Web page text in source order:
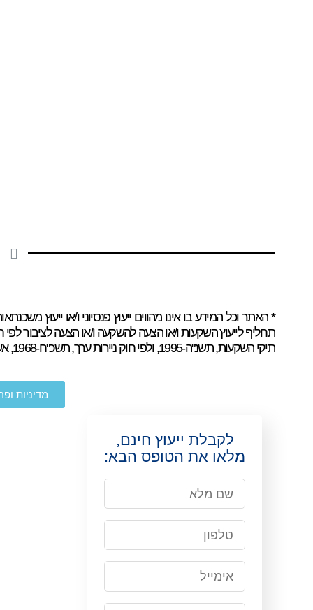
* האתר וכל המידע בו אינו מהווים ייעוץ פנסיוני ו/או ייעוץ
תחליף לייעוץ השקעות ו/או הצעה להשקעה ו/או הצעה לציבור
תיקי השקעות, תשנ"ה-1995, ולפי חוק ניירות ערך, תשכ"ח-1968, אשר אלו מתחשבים בנתונים ובצרכים המיוחדים של כל אדם.
מדיניות
לקבלת ייעוץ חינם,
מלאו את הטופס הבא: